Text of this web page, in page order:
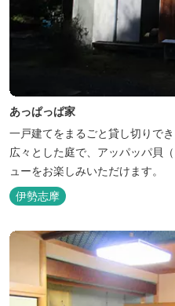
あっぱっぱ家
一戸建てをまるごと貸し切りで
広々とした庭で、アッパッパ貝
ューをお楽しみいただけます。
伊勢志摩